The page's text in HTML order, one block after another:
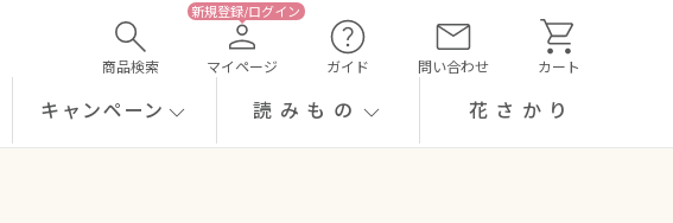
商品検索 マイページ ガイド 問い合わせ カート
キャンペーン 読みもの 花さかり